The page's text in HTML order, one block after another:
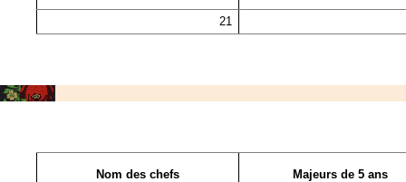
21
Nom des chefs Majeurs de 5 ans